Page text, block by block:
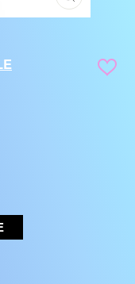
SLUITEN
(ESC)